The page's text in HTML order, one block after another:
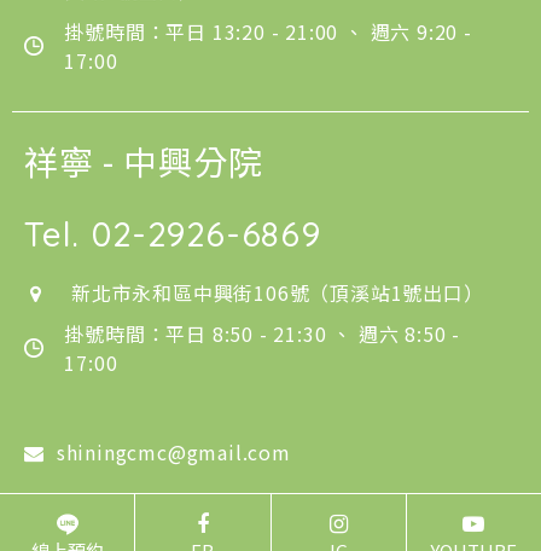
掛號時間：平日 13:20 - 21:00 、 週六 9:20 -
17:00
祥寧 - 中興分院
Tel. 02-2926-6869
新北市永和區中興街106號（頂溪站1號出口）
掛號時間：平日 8:50 - 21:30 、 週六 8:50 -
17:00
shiningcmc@gmail.com